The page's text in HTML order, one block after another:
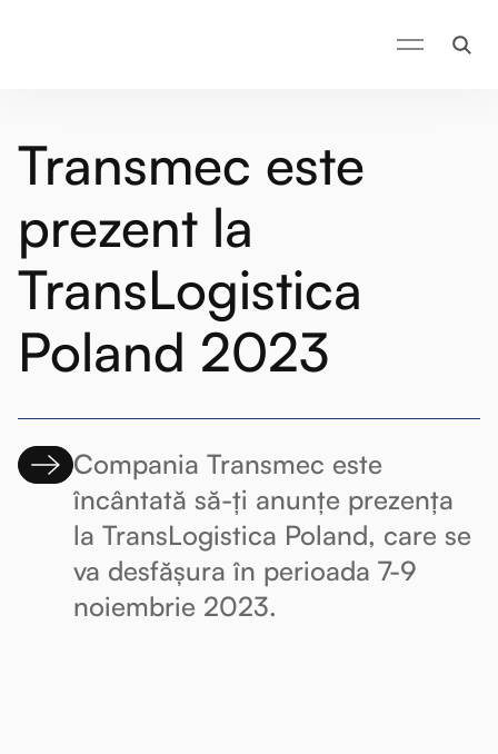
Transmec este
prezent la
TransLogistica
Poland 2023
Compania Transmec este
încântată să-ți anunțe prezența
la TransLogistica Poland, care se
va desfășura în perioada 7-9
noiembrie 2023.